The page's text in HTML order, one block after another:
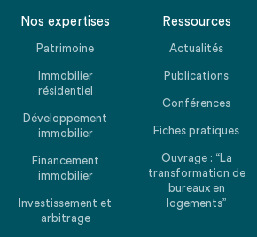
Nos expertises
Patrimoine
Immobilier
résidentiel
Développement
immobilier
Financement
immobilier
Investissement et
arbitrage
Ressources
Actualités
Publications
Conférences
Fiches pratiques
Ouvrage : “La
transformation de
bureaux en
logements”